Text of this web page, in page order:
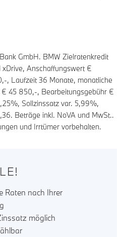
GmbH. BMW Zielratenkredit
Anschaffungswert €
,-, Laufzeit36 Monate, monatliche
€ 45 850,-, Bearbeitungsgebühr €
%, Sollzinssatz var. 5,99%,
. Beträge inkl. NoVA und MwSt..
und Irrtümer vorbehalten.
Raten nach Ihrer
möglich